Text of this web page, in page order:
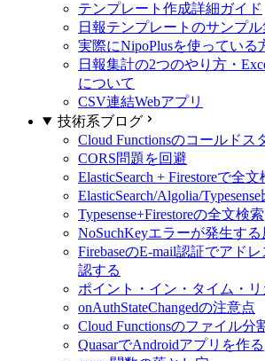
テンプレート作成詳細ガイド
日報テンプレートのサンプ
実際にNipoPlusを使っている
日報集計の2つのやり方・
について
CSV連結Webアプリ
技術系ブログ
Cloud Functionsのコールドス
CORS問題を回避
ElasticSearch + Firestoreで全文
ElasticSearch/Algolia/
Typesense+Firestoreの全文検索
NoSuchKeyエラーが発生する
FirebaseのE-mail認証でアド
認する
ポイント・イン・タイム・リ
onAuthStateChangedの注意点
Cloud Functionsのファイル分
QuasarでAndroidアプリを作る